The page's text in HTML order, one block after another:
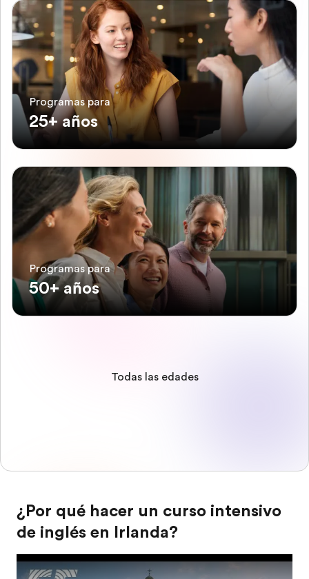
Programas para
25+ años
Programas para
50+ años
Todas las edades
¿Por qué hacer un curso intensivo
de inglés en Irlanda?
Play